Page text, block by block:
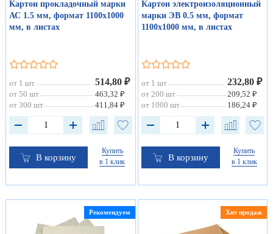
Картон прокладочный марки
АС 1.5 мм, формат 1100х1000
мм, в листах
от 1 шт 514,80 ₽
от 50 шт
463,32 ₽
от 300 шт
411,84 ₽
В корзину
Купить
в 1 клик
Картон электроизоляционный
марки ЭВ 0.5 мм, формат
1100х1000 мм, в листах
от 1 шт 232,80 ₽
от 200 шт
209,52 ₽
от 1000 шт
186,24 ₽
В корзину
Купить
в 1 клик
Рекомендуем Хит продаж